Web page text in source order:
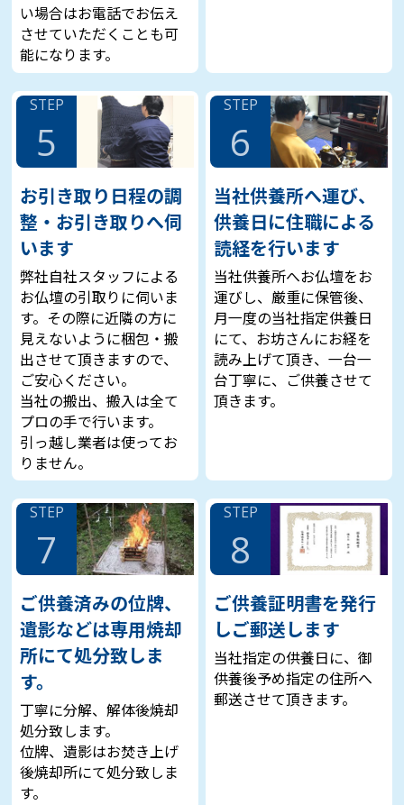
い場合はお電話でお伝え
させていただくことも可
能になります。
STEP
5
お引き取り日程の調
整・お引き取りへ伺
います
弊社自社スタッフによる
お仏壇の引取りに伺いま
す。その際に近隣の方に
見えないように梱包・搬
出させて頂きますので、
ご安心ください。
当社の搬出、搬入は全て
プロの手で行います。
引っ越し業者は使ってお
りません。
STEP
6
当社供養所へ運び、
供養日に住職による
読経を行います
当社供養所へお仏壇をお
運びし、厳重に保管後、
月一度の当社指定供養日
にて、お坊さんにお経を
読み上げて頂き、一台一
台丁寧に、ご供養させて
頂きます。
STEP
7
ご供養済みの位牌、
遺影などは専用焼却
所にて処分致しま
す。
丁寧に分解、解体後焼却
処分致します。
位牌、遺影はお焚き上げ
後焼却所にて処分致しま
す。
STEP
8
ご供養証明書を発行
しご郵送します
当社指定の供養日に、御
供養後予め指定の住所へ
郵送させて頂きます。